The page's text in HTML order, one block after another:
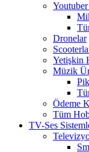
Dronelar
Yetişkin
Müzik
Ödeme
Tüm
TV-Ses